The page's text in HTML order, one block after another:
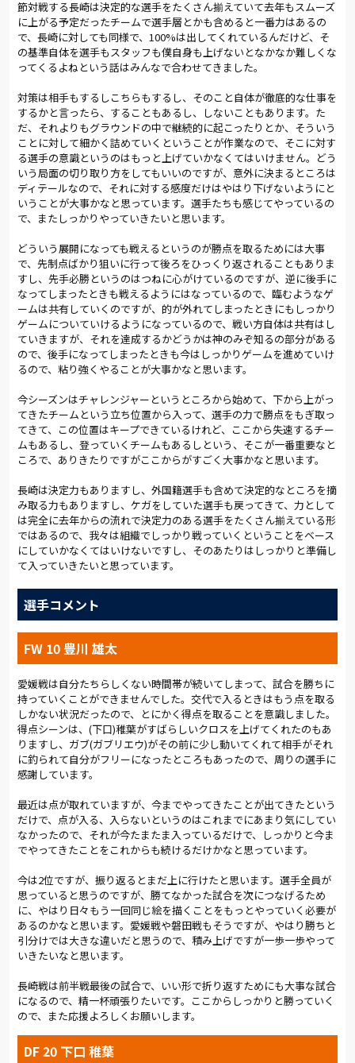
節対戦する長崎は決定的な選手をたくさん揃えていて去年もスムーズ
に上がる予定だったチームで選手層とかも含めると一番力はあるの
で、長崎に対しても同様で、100%は出してくれているんだけど、そ
の基準自体を選手もスタッフも僕自身も上げないとなかなか難しくな
ってくるよねという話はみんなで合わせてきました。
対策は相手もするしこちらもするし、そのこと自体が徹底的な仕事を
するかと言ったら、することもあるし、しないこともあります。た
だ、それよりもグラウンドの中で継続的に起こったりとか、そういう
ことに対して細かく詰めていくということが作業なので、そこに対す
る選手の意識というのはもっと上げていかなくてはいけません。どう
いう局面の切り取り方をしてもいいのですが、意外に決まるところは
ディテールなので、それに対する感度だけはやはり下げないようにと
いうことが大事かなと思っています。選手たちも感じてやっているの
で、またしっかりやっていきたいと思います。
どういう展開になっても戦えるというのが勝点を取るためには大事
で、先制点ばかり狙いに行って後ろをひっくり返されることもありま
すし、先手必勝というのはつねに心がけているのですが、逆に後手に
なってしまったときも戦えるようにはなっているので、臨むようなゲ
ームは共有していくのですが、的が外れてしまったときにもしっかり
ゲームについていけるようになっているので、戦い方自体は共有はし
ていきますが、それを達成するかどうかは神のみぞ知るの部分がある
ので、後手になってしまったときも今はしっかりゲームを進めていけ
るので、粘り強くやることが大事かなと思います。
今シーズンはチャレンジャーというところから始めて、下から上がっ
てきたチームという立ち位置から入って、選手の力で勝点をもぎ取っ
てきて、この位置はキープできているけれど、ここから失速するチー
ムもあるし、登っていくチームもあるしという、そこが一番重要なと
ころで、ありきたりですがここからがすごく大事かなと思います。
長崎は決定力もありますし、外国籍選手も含めて決定的なところを摘
み取る力もありますし、ケガをしていた選手も戻ってきて、力として
は完全に去年からの流れで決定力のある選手をたくさん揃えている形
ではあるので、我々は組織でしっかり戦っていくということをベース
にしていかなくてはいけないですし、そのあたりはしっかりと準備し
て入っていきたいと思っています。
選手コメント
FW 10 豊川 雄太
愛媛戦は自分たちらしくない時間帯が続いてしまって、試合を勝ちに
持っていくことができませんでした。交代で入るときはもう点を取る
しかない状況だったので、とにかく得点を取ることを意識しました。
得点シーンは、(下口)稚葉がすばらしいクロスを上げてくれたのもあ
りますし、ガブ(ガブリエウ)がその前に少し動いてくれて相手がそれ
に釣られて自分がフリーになったところもあったので、周りの選手に
感謝しています。
最近は点が取れていますが、今までやってきたことが出てきたという
だけで、点が入る、入らないというのはこれまでにあまり気にしてい
なかったので、それが今たまたま入っているだけで、しっかりと今ま
でやってきたことをこれからも続けるだけかなと思っています。
今は2位ですが、振り返るとまだ上に行けたと思います。選手全員が
思っていると思うのですが、勝てなかった試合を次につなげるため
に、やはり日々もう一回同じ絵を描くことをもっとやっていく必要が
あるのかなと思います。愛媛戦や磐田戦もそうですが、やはり勝ちと
引分けでは大きな違いだと思うので、積み上げですが一歩一歩やって
いきたいなと思います。
長崎戦は前半戦最後の試合で、いい形で折り返すためにも大事な試合
になるので、精一杯頑張りたいです。ここからしっかりと勝っていく
ので、また応援よろしくお願いします。
DF 20 下口 稚葉